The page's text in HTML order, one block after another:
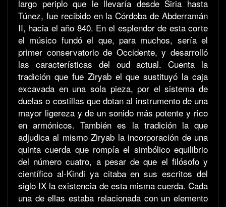
largo periplo que le llevaría desde Siria hasta
Túnez, fue recibido en la Córdoba de Abderramán
II, hacia el año 840. En el esplendor de esta corte
el músico fundó el que, para muchos, sería el
primer conservatorio de Occidente, y desarrolló
las características del oud actual. Cuenta la
tradición que fue Ziryab el que sustituyó la caja
excavada en una sola pieza, por el sistema de
duelas o costillas que dotan al instrumento de una
mayor ligereza y de un sonido más potente y rico
en armónicos. También es la tradición la que
adjudica al mismo Ziryab la incorporación de una
quinta cuerda que rompía el simbólico equilibrio
del número cuatro, a pesar de que el filósofo y
científico al-Kindi ya citaba en sus escritos del
siglo IX la existencia de esta misma cuerda. Cada
una de ellas estaba relacionada con un elemento